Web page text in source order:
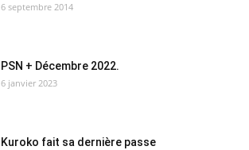
6 septembre 2014
PSN + Décembre 2022.
6 janvier 2023
Kuroko fait sa dernière passe